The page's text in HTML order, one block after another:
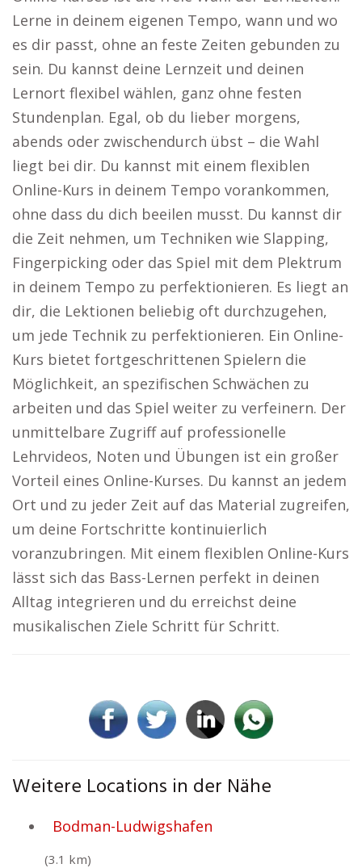
Lerne in deinem eigenen Tempo, wann und wo
es dir passt, ohne an feste Zeiten gebunden zu
sein. Du kannst deine Lernzeit und deinen
Lernort flexibel wählen, ganz ohne festen
Stundenplan. Egal, ob du lieber morgens,
abends oder zwischendurch übst – die Wahl
liegt bei dir. Du kannst mit einem flexiblen
Online-Kurs in deinem Tempo vorankommen,
ohne dass du dich beeilen musst. Du kannst dir
die Zeit nehmen, um Techniken wie Slapping,
Fingerpicking oder das Spiel mit dem Plektrum
in deinem Tempo zu perfektionieren. Es liegt an
dir, die Lektionen beliebig oft durchzugehen,
um jede Technik zu perfektionieren. Ein Online-
Kurs bietet fortgeschrittenen Spielern die
Möglichkeit, an spezifischen Schwächen zu
arbeiten und das Spiel weiter zu verfeinern. Der
unmittelbare Zugriff auf professionelle
Lehrvideos, Noten und Übungen ist ein großer
Vorteil eines Online-Kurses. Du kannst an jedem
Ort und zu jeder Zeit auf das Material zugreifen,
um deine Fortschritte kontinuierlich
voranzubringen. Mit einem flexiblen Online-Kurs
lässt sich das Bass-Lernen perfekt in deinen
Alltag integrieren und du erreichst deine
musikalischen Ziele Schritt für Schritt.
Weitere Locations in der Nähe
Bodman-Ludwigshafen
(3.1 km)